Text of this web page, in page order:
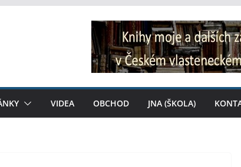
VIDEA OBCHOD JNA (ŠKOLA)